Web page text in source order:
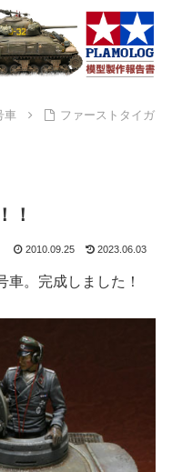
車
ファーストタイガ
！
2010.09.25 2023.06.03
。完成しました！